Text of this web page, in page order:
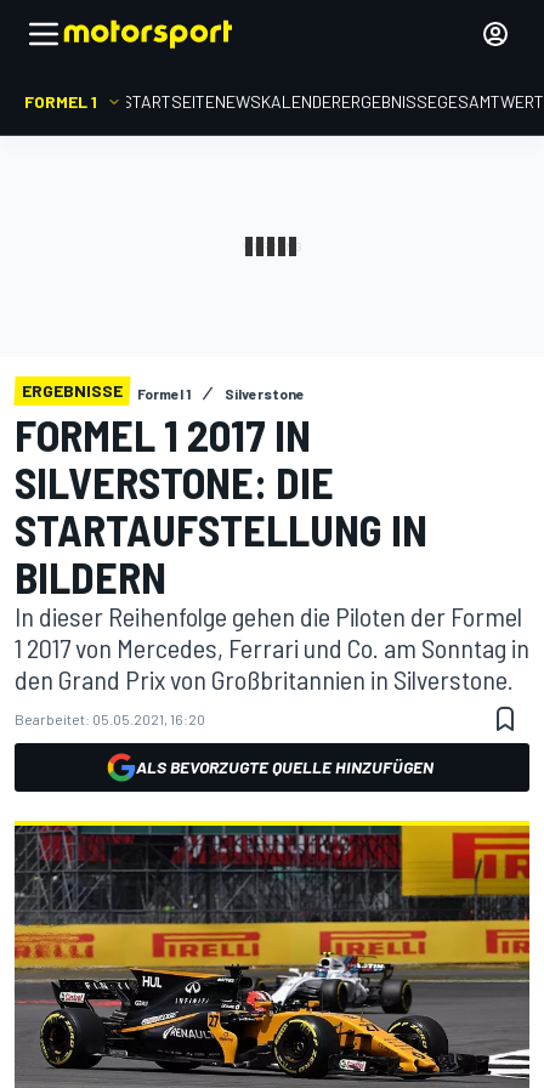
FORMEL 1 STARTSEITENEWSKALENDERERGEBNISSE
ERGEBNISSE Formel 1 Silverstone
FORMEL 1 2017 IN
SILVERSTONE: DIE
STARTAUFSTELLUNG IN
BILDERN
In dieser Reihenfolge gehen die Piloten der Formel
1 2017 von Mercedes, Ferrari und Co. am Sonntag in
den Grand Prix von Großbritannien in Silverstone.
Bearbeitet: 05.05.2021, 16:20
ALS BEVORZUGTE QUELLE HINZUFÜGEN